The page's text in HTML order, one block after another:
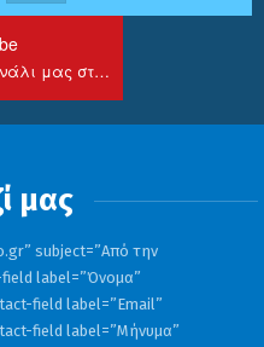
Το κανάλι μας στο Youtube
μας
” subject=”Από την
label=”Όνομα”
field label=”Email”
field label=”Μήνυμα”